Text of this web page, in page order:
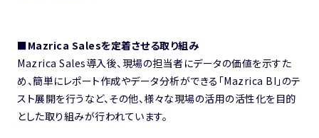
■Mazrica Salesを定着させる取り組み
Mazrica Sales導入後、現場の担当者にデータの価値を示すた
め、簡単にレポート作成やデータ分析ができる「Mazrica BI」のテ
スト展開を行うなど、その他、様々な現場の活用の活性化を目的
とした取り組みが行われています。